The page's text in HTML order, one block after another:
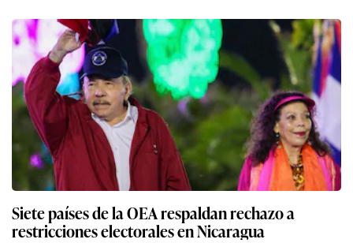
Siete países de la OEA respaldan rechazo a
restricciones electorales en Nicaragua